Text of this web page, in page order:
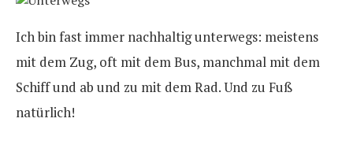
Ich bin fast immer nachhaltig unterwegs: meistens
mit dem Zug, oft mit dem Bus, manchmal mit dem
Schiff und ab und zu mit dem Rad. Und zu Fuß
natürlich!